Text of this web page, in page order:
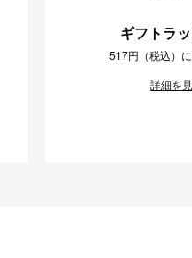
ギフトラ
517円（税込）
詳細を